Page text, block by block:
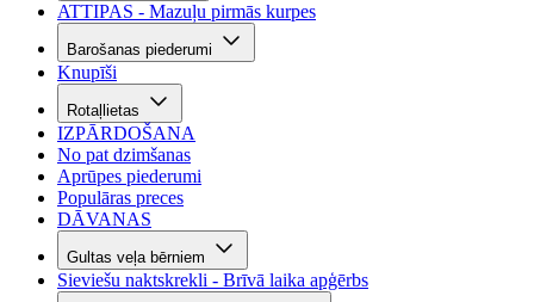
ATTIPAS - Mazuļu pirmās kurpes
Barošanas piederumi
Knupīši
Rotaļlietas
IZPĀRDOŠANA
No pat dzimšanas
Aprūpes piederumi
Populāras preces
DĀVANAS
Gultas veļa bērniem
Sieviešu naktskrekli - Brīvā laika apģērbs